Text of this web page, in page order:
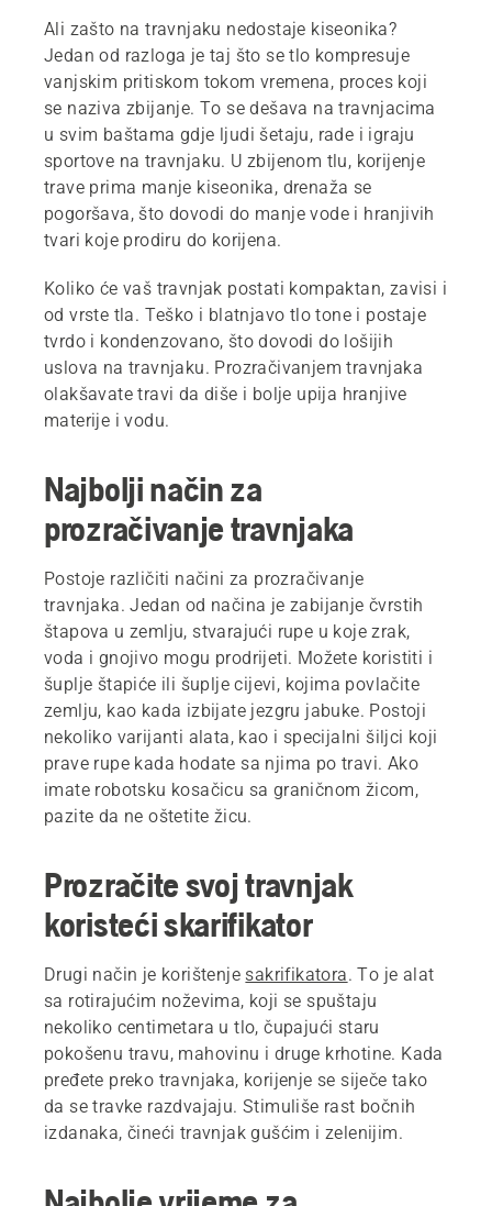
Ali zašto na travnjaku nedostaje kiseonika?
Jedan od razloga je taj što se tlo kompresuje
vanjskim pritiskom tokom vremena, proces koji
se naziva zbijanje. To se dešava na travnjacima
u svim baštama gdje ljudi šetaju, rade i igraju
sportove na travnjaku. U zbijenom tlu, korijenje
trave prima manje kiseonika, drenaža se
pogoršava, što dovodi do manje vode i hranjivih
tvari koje prodiru do korijena.
Koliko će vaš travnjak postati kompaktan, zavisi i
od vrste tla. Teško i blatnjavo tlo tone i postaje
tvrdo i kondenzovano, što dovodi do lošijih
uslova na travnjaku. Prozračivanjem travnjaka
olakšavate travi da diše i bolje upija hranjive
materije i vodu.
Najbolji način za
prozračivanje travnjaka
Postoje različiti načini za prozračivanje
travnjaka. Jedan od načina je zabijanje čvrstih
štapova u zemlju, stvarajući rupe u koje zrak,
voda i gnojivo mogu prodrijeti. Možete koristiti i
šuplje štapiće ili šuplje cijevi, kojima povlačite
zemlju, kao kada izbijate jezgru jabuke. Postoji
nekoliko varijanti alata, kao i specijalni šiljci koji
prave rupe kada hodate sa njima po travi. Ako
imate robotsku kosačicu sa graničnom žicom,
pazite da ne oštetite žicu.
Prozračite svoj travnjak
koristeći skarifikator
Drugi način je korištenjesakrifikatora. To je alat
sa rotirajućim noževima, koji se spuštaju
nekoliko centimetara u tlo, čupajući staru
pokošenu travu, mahovinu i druge krhotine. Kada
pređete preko travnjaka, korijenje se siječe tako
da se travke razdvajaju. Stimuliše rast bočnih
izdanaka, čineći travnjak gušćim i zelenijim.